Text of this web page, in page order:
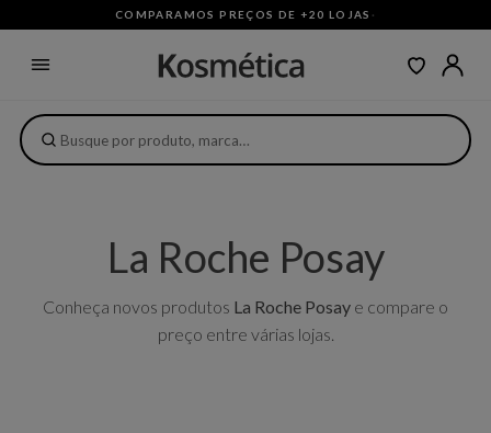
COMPARAMOS PREÇOS DE +20 LOJAS ·
La Roche Posay
Conheça novos produtos La Roche Posay e compare o
preço entre várias lojas.